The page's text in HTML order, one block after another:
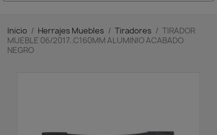
Inicio Herrajes Muebles Tiradores
TIRADOR
MUEBLE 06/2017..C160MM ALUMINIO ACABADO
NEGRO